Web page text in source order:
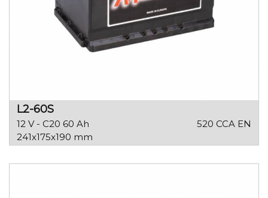
L2-60S
12 V - C20 60 Ah
520 CCA EN
241x175x190 mm